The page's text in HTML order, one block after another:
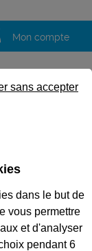
Mon compte
:
WEB
dans le but de
vous permettre
et d'analyser
pendant 6
sans accepter